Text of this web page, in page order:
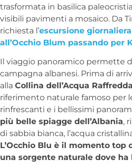
trasformata in basilica
visibili pavimenti a mosaico. Da
richiesta l’escursione
all’Occhio Blum passando per
Il viaggio panoramico permette
campagna albanesi. Prima di
alla Collina dell’Acqua
riferimento naturale famoso per
rinfrescanti e i bellissimi
più belle spiagge dell’Albania,
di sabbia bianca, l’acqua
L’Occhio Blu è il momento
una sorgente naturale dove ha